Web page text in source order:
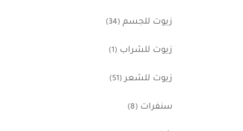
زيوت للجسم (34)
زيوت للشراب (1)
زيوت للشعر (51)
سنفرات (8)